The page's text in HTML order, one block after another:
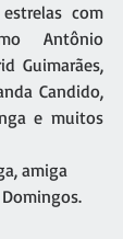
com
Antônio
Guimarães,
Candido,
e muitos
amiga